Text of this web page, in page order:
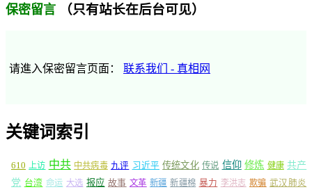
保密留言 （只有站长在后台可见）
请進入保密留言页面： 联系我们 - 真相网
关键词索引
610 上访 中共 中共病毒 九评 习近平 传统文化 传说 信仰 修炼 健康 共产
党 台湾 命运 大选 报应 故事 文革 新疆 新疆棉 暴力 李洪志 欺骗 武汉肺炎